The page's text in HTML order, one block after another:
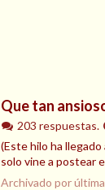
Que tan
203 respuestas.
(Este hilo ha
solo vine a postear
Archivado por